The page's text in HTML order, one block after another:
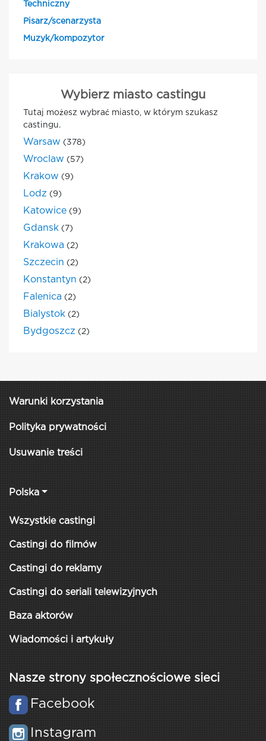
Techniczny
Pisarz/scenarzysta
Muzyk/kompozytor
Wybierz miasto castingu
Tutaj możesz wybrać miasto, w którym szukasz
castingu.
Warsaw (378)
Wroclaw (57)
Krakow (9)
Lodz (9)
Katowice (9)
Gdansk (7)
Krakowa (2)
Szczecin (2)
Konstantyn (2)
Falenica (2)
Bialystok (2)
Bydgoszcz (2)
Warunki korzystania
Polityka prywatności
Usuwanie treści
Polska
Wszystkie castingi
Castingi do filmów
Castingi do reklamy
Castingi do seriali telewizyjnych
Baza aktorów
Wiadomości i artykuły
Nasze strony społecznościowe sieci
Facebook
Instagram